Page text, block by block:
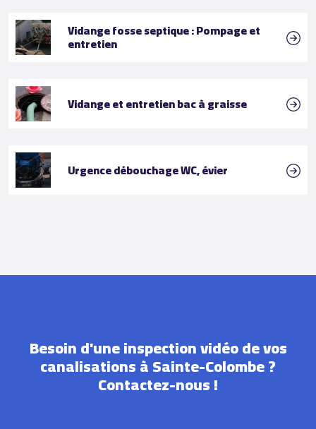
Vidange fosse septique : Pompage et
entretien
Vidange et entretien bac à graisse
Urgence débouchage WC, évier
Besoin d'une inspection vidéo de vos
canalisations à Sainte-Colombe ?
Contactez-nous !